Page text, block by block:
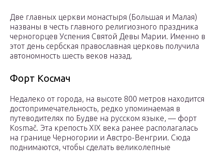
Две главных церкви монастыря (Большая и Малая)
названы в честь главного религиозного праздника
черногорцев Успения Святой Девы Марии. Именно в
этот день сербская православная церковь получила
автономность шесть веков назад.
Форт Космач
Недалеко от города, на высоте 800 метров находится
достопримечательность, редко упоминаемая в
путеводителях по Будве на русском языке, — форт
Kosmač. Эта крепость ХІХ века ранее располагалась
на границе Черногории и Австро-Венгрии. Сюда
поднимаются, чтобы сделать великолепные